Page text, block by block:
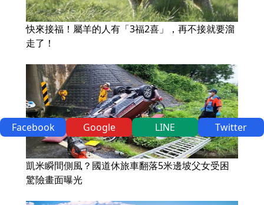
快來接福！屬羊的人有「3福2喜」，再不接就要溜
走了！
凱米瞬間側風？國道休旅車翻落5米邊坡父女受困
驚險畫面曝光
Facebook Google LINE Twitter